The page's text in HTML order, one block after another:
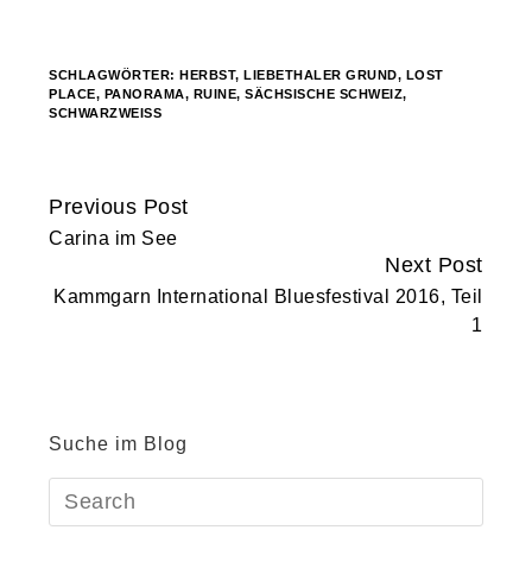
SCHLAGWÖRTER:HERBST,LIEBETHALER GRUND, LOST
PLACE, PANORAMA, RUINE,SÄCHSISCHE SCHWEIZ,
SCHWARZWEISS
Continue
Reading
Previous Post
Carina im See
Next Post
Kammgarn International Bluesfestival 2016, Teil
1
Suche im Blog